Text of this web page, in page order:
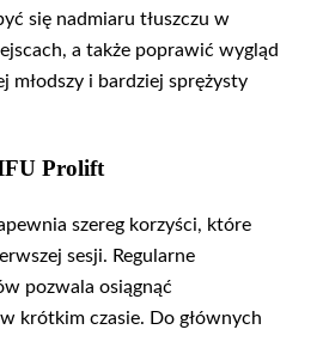
się nadmiaru tłuszczu w
a także poprawić wygląd
młodszy i bardziej sprężysty
Prolift
szereg korzyści, które
sesji. Regularne
pozwala osiągnąć
krótkim czasie. Do głównych